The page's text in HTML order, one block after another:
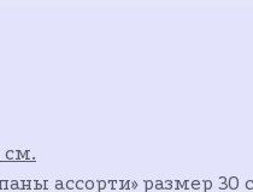
см.
ассорти» размер 30